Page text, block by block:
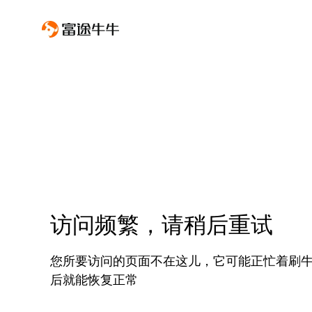
访问频繁，请稍后重试
您所要访问的页面不在这儿，它可能正忙着刷
后就能恢复正常